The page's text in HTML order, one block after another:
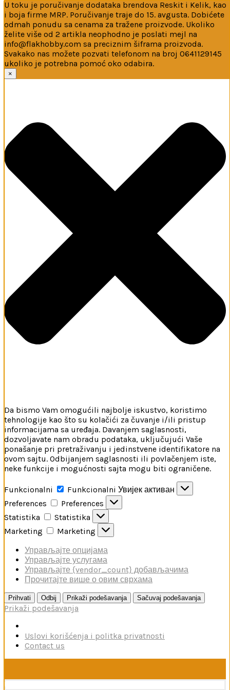
U toku je poručivanje dodataka brendova Reskit i Kelik, kao
i boja firme MRP. Poručivanje traje do 15. avgusta. Dobićete
odmah ponudu sa cenama za tražene proizvode. Ukoliko
želite više od 2 artikla neophodno je poslati mejl na
info@flakhobby.com sa preciznim šiframa proizvoda.
Svakako nas možete pozvati telefonom na broj 0641129145
ukoliko je potrebna pomoć oko odabira.
×
Ova web-stranica koristi kolačiće
Da bismo Vam omogućili najbolje iskustvo, koristimo
tehnologije kao što su kolačići za čuvanje i/ili pristup
informacijama sa uređaja. Davanjem saglasnosti,
dozvoljavate nam obradu podataka, uključujući Vaše
ponašanje pri pretraživanju i jedinstvene identifikatore na
ovom sajtu. Odbijanjem saglasnosti ili povlačenjem iste,
neke funkcije i mogućnosti sajta mogu biti ograničene.
Funkcionalni Funkcionalni Увијек активан
Preferences
Preferences
Statistika
Statistika
Marketing
Marketing
Управљајте опцијама
Управљајте услугама
Управљајте {vendor_count} добављачима
Прочитајте више о овим сврхама
Prihvati Odbij Prikaži podešavanja Sačuvaj podešavanja
Prikaži podešavanja
Uslovi korišćenja i politka privatnosti
Contact us